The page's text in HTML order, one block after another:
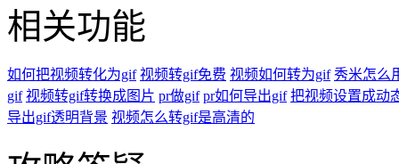
相关功能
如何把视频转化为gif 视频转gif免费 视频如何转为gif 秀米怎么
gif 视频转gif转换成图片 pr做gif pr如何导出gif 把视频设置成动
导出gif透明背景 视频怎么转gif是高清的